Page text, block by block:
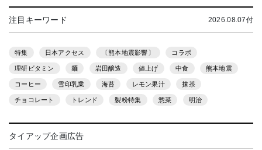
注目キーワード 2026.08.07付
特集 日本アクセス 〔熊本地震影響〕 コラボ
理研ビタミン 麺 岩田醸造 値上げ 中食 熊本地震
コーヒー 雪印乳業 海苔 レモン果汁 抹茶
チョコレート トレンド 製粉特集 惣菜 明治
タイアップ企画広告